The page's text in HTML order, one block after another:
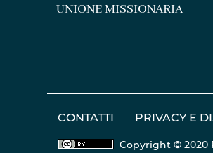
UNIONE MISSIONARIA
CONTATTI PRIVACY E
Copyright © 2020